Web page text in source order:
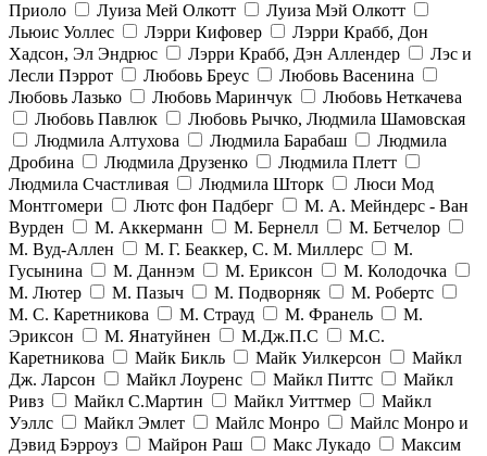
Приоло
Луиза Мей Олкотт
Луиза Мэй Олкотт
Льюис Уоллес
Лэрри Кифовер
Лэрри Крабб, Дон
Хадсон, Эл Эндрюс
Лэрри Крабб, Дэн Аллендер
Лэс и
Лесли Пэррот
Любовь Бреус
Любовь Васенина
Любовь Лазько
Любовь Маринчук
Любовь Неткачева
Любовь Павлюк
Любовь Рычко, Людмила Шамовская
Людмила Алтухова
Людмила Барабаш
Людмила
Дробина
Людмила Друзенко
Людмила Плетт
Людмила Счастливая
Людмила Шторк
Люси Мод
Монтгомери
Лютс фон Падберг
М. А. Мейндерс - Ван
Вурден
М. Аккерманн М. Бернелл
М. Бетчелор
М. Вуд-Аллен
М. Г. Беаккер, С. М. Миллерс
М.
Гусынина
М. Даннэм М. Ериксон
М. Колодочка
М. Лютер
М. Пазыч М. Подворняк
М. Робертс
М. С. Каретникова
М. Страуд М. Франель
М.
Эриксон
М. Янатуйнен М.Дж.П.С
М.С.
Каретникова
Майк Бикль Майк Уилкерсон
Майкл
Дж. Ларсон
Майкл Лоуренс Майкл Питтс
Майкл
Ривз
Майкл С.Мартин Майкл Уиттмер
Майкл
Уэллс
Майкл Эмлет Майлс Монро
Майлс Монро и
Дэвид Бэрроуз
Майрон Раш Макс Лукадо
Максим